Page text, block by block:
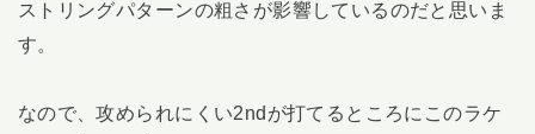
ストリングパターンの粗さが影響しているのだと思いま
す。
なので、攻められにくい2ndが打てるところにこのラケ